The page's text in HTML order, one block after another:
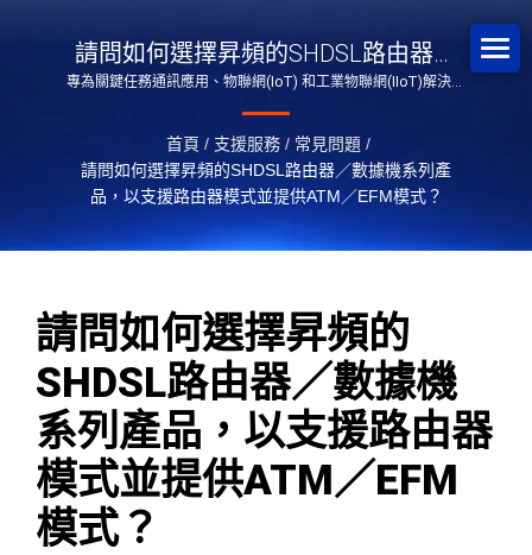
請問如何選擇昇頻的SHDSL路由器／
數據機系列產品，以支援路由器模式
並提供ATM／EFM模式？
專為關鍵任務通訊應用、物聯網(IoT) 和工業物聯網(IIoT)解決方
首頁 / 支援服務 / 常見問題 /
請問如何選擇昇頻的SHDSL路由器／數據機系列產
品，以支援路由器模式並提供ATM／EFM模式？
請問如何選擇昇頻的
SHDSL路由器／數據機
系列產品，以支援路由器
模式並提供ATM／EFM
模式？